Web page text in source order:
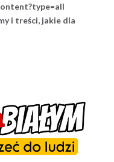
i treści, jakie dla